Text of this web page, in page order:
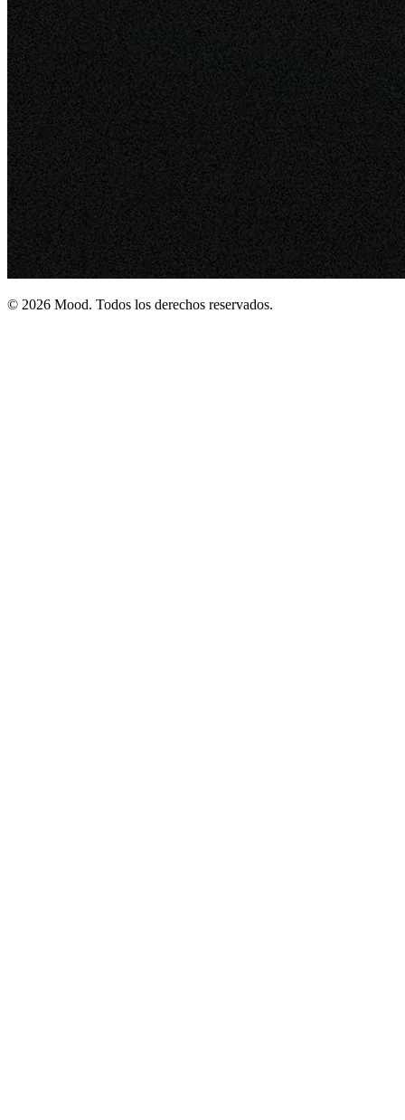
© 2026 Mood. Todos los derechos reservados.